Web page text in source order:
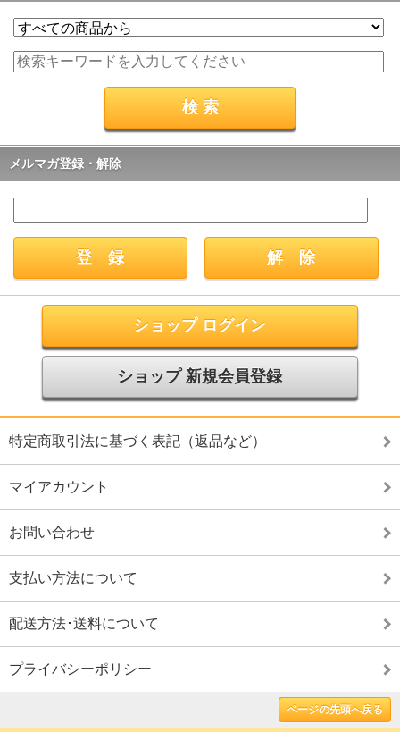
メルマガ登録・解除
ショップ ログイン
ショップ 新規会員登録
特定商取引法に基づく表記（返品など）
マイアカウント
お問い合わせ
支払い方法について
配送方法･送料について
プライバシーポリシー
ページの先頭へ戻る